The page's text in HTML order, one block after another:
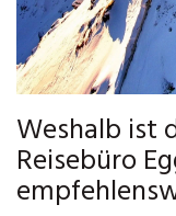
Weshalb ist
Reisebüro